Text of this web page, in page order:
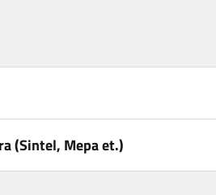
(Sintel, Mepa et.)